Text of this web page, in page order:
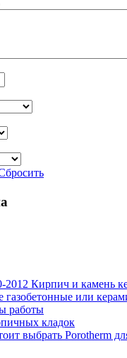
Кирпич и камень
газобетонные или
работы
кладок
выбрать Porotherm